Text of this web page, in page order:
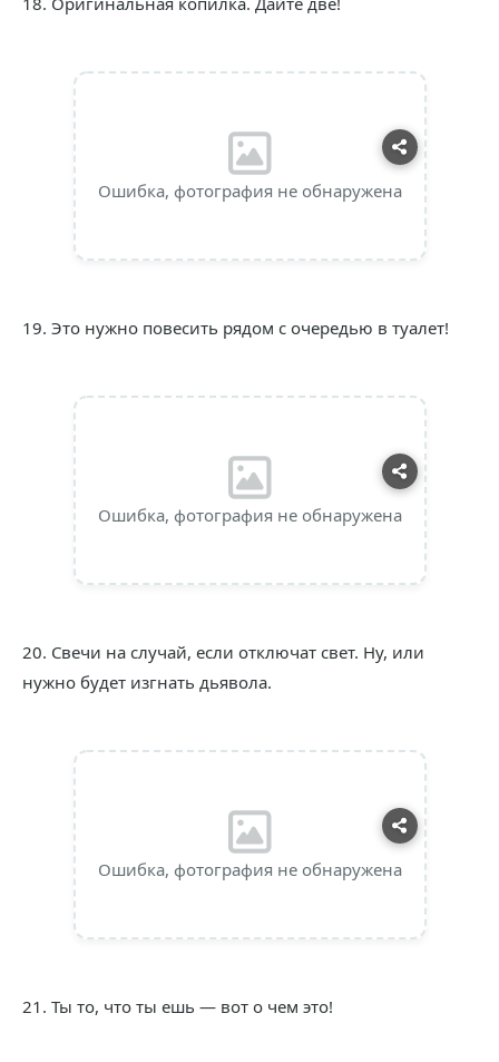
Ошибка, фотография не обнаружена
19. Это нужно повесить рядом с очередью в туалет!
Ошибка, фотография не обнаружена
20. Свечи на случай, если отключат свет. Ну, или
нужно будет изгнать дьявола.
Ошибка, фотография не обнаружена
21. Ты то, что ты ешь — вот о чем это!